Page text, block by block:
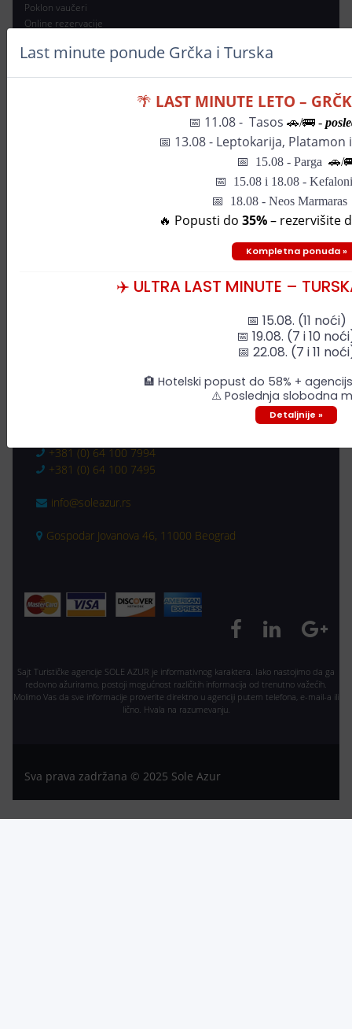
Last minute ponude Grčka i Turska
🌴 LAST MINUTE LETO –
📅 11.08 - Tasos 🚗/🚌 -
📅 13.08 - Leptokarija,
📅 15.08 - Parga 🚗/
📅 15.08 i 18.08 -
📅 18.08 - Neos Marmaras
🔥 Popusti do 35%– rezervišite
Kompletna ponuda »
✈️ ULTRA LAST MINUTE –
📅 15.08. (11 noći)
📅 19.08. (7 i 10
📅 22.08. (7 i 11
🏨 Hotelski popust do 58% +
⚠️ Poslednja slobodna
Detaljnije »
Poklon vaučeri
Online rezervacije
Putno zdravstveno osiguranje
Prijava za newsletter
+381 (0) 64 100 7994
+381 (0) 64 100 7495
info@soleazur.rs
Gospodar Jovanova 46, 11000 Beograd
Sajt Turističke agencije SOLE AZUR je informativnog karaktera. Iako nastojimo da ga
redovno ažuriramo, postoji mogućnost različitih informacija od trenutno važećih.
Molimo Vas da sve informacije proverite direktno u agenciji putem telefona, e-mail-a ili
lično. Hvala na razumevanju.
Sva prava zadržana © 2025 Sole Azur